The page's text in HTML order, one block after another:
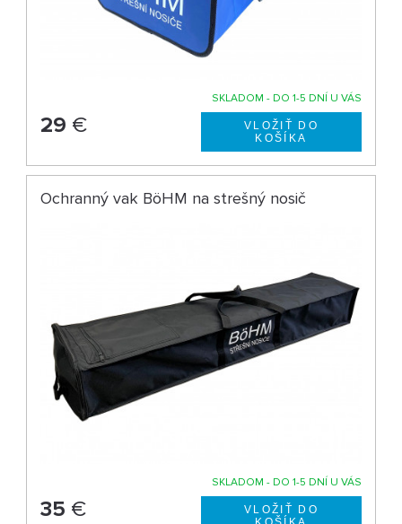
SKLADOM - DO 1-5 DNÍ U VÁS
29 €
Ochranný vak BöHM na strešný nosič
SKLADOM - DO 1-5 DNÍ U VÁS
35 €